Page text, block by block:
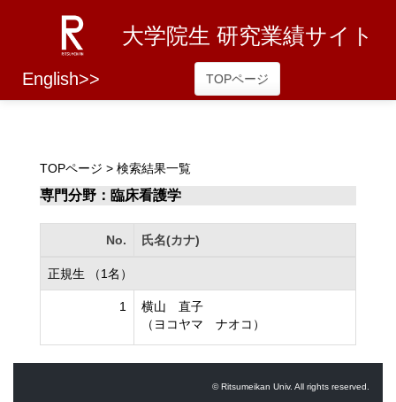
大学院生 研究業績サイト
English>> TOPページ
TOPページ > 検索結果一覧
専門分野：臨床看護学
No. 氏名(カナ)
正規生 （1名）
1
横山 直子
（ヨコヤマ ナオコ）
© Ritsumeikan Univ. All rights reserved.